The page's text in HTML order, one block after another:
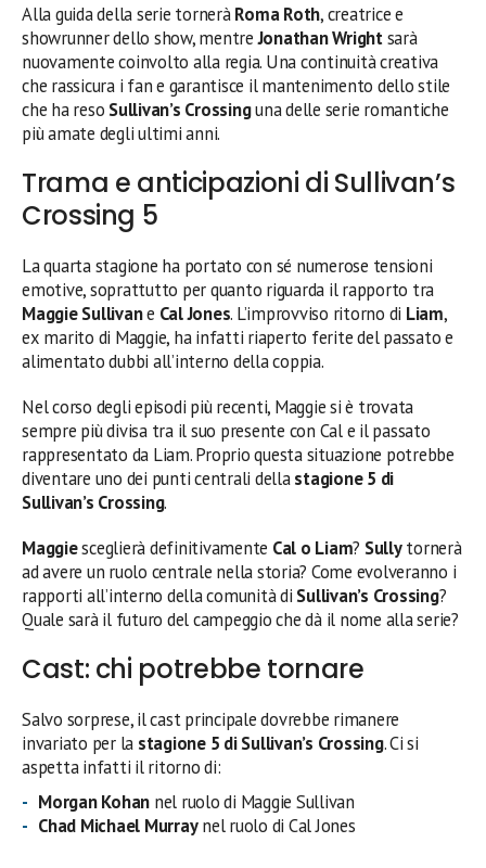
Alla guida della serie torneràRoma Roth, creatrice e
showrunner dello show, mentreJonathan Wrightsarà
nuovamente coinvolto alla regia. Una continuità creativa
che rassicura i fan e garantisce il mantenimento dello stile
che ha reso Sullivan’s Crossinguna delle serie romantiche
più amate degli ultimi anni.
Trama e anticipazioni di Sullivan’s
Crossing 5
La quarta stagione ha portato con sé numerose tensioni
emotive, soprattutto per quanto riguarda il rapporto tra
Maggie Sullivane Cal Jones. L’improvviso ritorno di Liam,
ex marito di Maggie, ha infatti riaperto ferite del passato e
alimentato dubbi all’interno della coppia.
Nel corso degli episodi più recenti, Maggie si è trovata
sempre più divisa tra il suo presente con Cal e il passato
rappresentato da Liam. Proprio questa situazione potrebbe
diventare uno dei punti centrali dellastagione 5 di
Sullivan’s Crossing.
Maggiesceglierà definitivamente Cal o Liam? Sullytornerà
ad avere un ruolo centrale nella storia? Come evolveranno i
rapporti all’interno della comunità di Sullivan’s Crossing?
Quale sarà il futuro del campeggio che dà il nome alla serie?
Cast: chi potrebbe tornare
Salvo sorprese, il cast principale dovrebbe rimanere
invariato per la stagione 5 di Sullivan’s Crossing. Ci si
aspetta infatti il ritorno di:
Morgan Kohan nel ruolo di Maggie Sullivan
Chad Michael Murraynel ruolo di Cal Jones